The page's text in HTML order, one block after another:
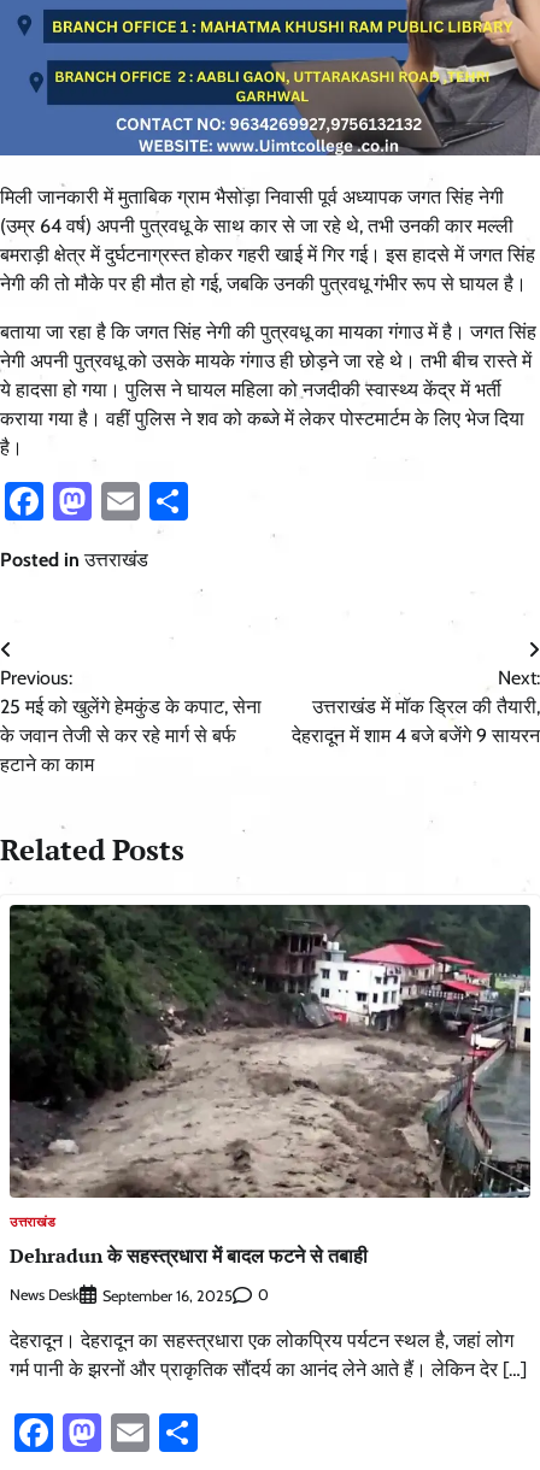
मिली जानकारी में मुताबिक ग्राम भैसोड़ा निवासी पूर्व अध्यापक जगत सिंह नेगी
(उम्र 64 वर्ष) अपनी पुत्रवधू के साथ कार से जा रहे थे, तभी उनकी कार मल्ली
बमराड़ी क्षेत्र में दुर्घटनाग्रस्त होकर गहरी खाई में गिर गई। इस हादसे में जगत सिंह
नेगी की तो मौके पर ही मौत हो गई, जबकि उनकी पुत्रवधू गंभीर रूप से घायल है।
बताया जा रहा है कि जगत सिंह नेगी की पुत्रवधू का मायका गंगाउ में है। जगत सिंह
नेगी अपनी पुत्रवधू को उसके मायके गंगाउ ही छोड़ने जा रहे थे। तभी बीच रास्ते में
ये हादसा हो गया। पुलिस ने घायल महिला को नजदीकी स्वास्थ्य केंद्र में भर्ती
कराया गया है। वहीं पुलिस ने शव को कब्जे में लेकर पोस्टमार्टम के लिए भेज दिया
है।
Facebook
Mastodon
Email
Posted inउत्तराखंड
Post
navigation
Previous:
25 मई को खुलेंगे हेमकुंड के कपाट, सेना
के जवान तेजी से कर रहे मार्ग से बर्फ
हटाने का काम
Next:
उत्तराखंड में मॉक ड्रिल की तैयारी,
देहरादून में शाम 4 बजे बजेंगे 9 सायरन
Related Posts
उत्तराखंड
Dehradun के सहस्त्रधारा में बादल फटने से तबाही
News Desk September 16, 2025 0
देहरादून। देहरादून का सहस्त्रधारा एक लोकप्रिय पर्यटन स्थल है, जहां लोग
गर्म पानी के झरनों और प्राकृतिक सौंदर्य का आनंद लेने आते हैं। लेकिन देर […]
Facebook
Mastodon
Email